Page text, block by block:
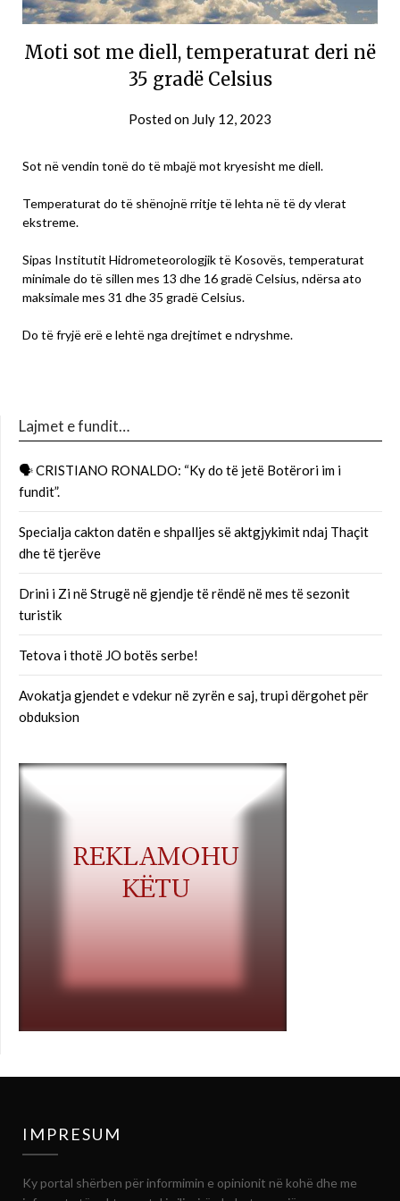
Moti sot me diell, temperaturat deri në
35 gradë Celsius
Posted on July 12, 2023
Sot në vendin tonë do të mbajë mot kryesisht me diell.
Temperaturat do të shënojnë rritje të lehta në të dy vlerat
ekstreme.
Sipas Institutit Hidrometeorologjik të Kosovës, temperaturat
minimale do të sillen mes 13 dhe 16 gradë Celsius, ndërsa ato
maksimale mes 31 dhe 35 gradë Celsius.
Do të fryjë erë e lehtë nga drejtimet e ndryshme.
Lajmet e fundit…
🗣 CRISTIANO RONALDO: “Ky do të jetë Botërori im i
fundit”.
Specialja cakton datën e shpalljes së aktgjykimit ndaj Thaçit
dhe të tjerëve
Drini i Zi në Strugë në gjendje të rëndë në mes të sezonit
turistik
Tetova i thotë JO botës serbe!
Avokatja gjendet e vdekur në zyrën e saj, trupi dërgohet për
obduksion
IMPRESUM
Ky portal shërben për informimin e opinionit në kohë dhe me